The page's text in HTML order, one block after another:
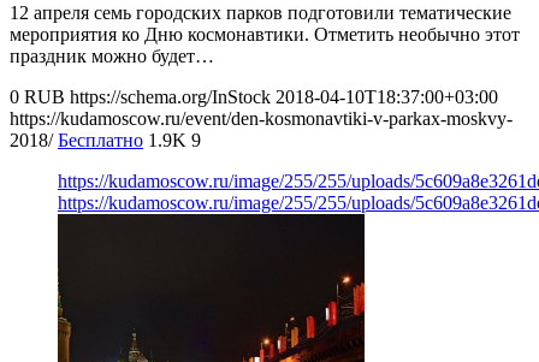
12 апреля семь городских парков подготовили тематические
мероприятия ко Дню космонавтики. Отметить необычно этот
праздник можно будет…
0 RUB https://schema.org/InStock 2018-04-10T18:37:00+03:00
https://kudamoscow.ru/event/den-kosmonavtiki-v-parkax-moskvy-
2018/ Бесплатно 1.9K 9
https://kudamoscow.ru/image/255/255/uploads/
https://kudamoscow.ru/image/255/255/uploads/